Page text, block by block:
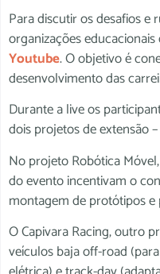
Para discutir os desafios e
organizações
Youtube. O objetivo é
desenvolvimento das
Durante a live os
dois projetos de extensão
No projeto Robótica
do evento incentivam o
montagem de protótipos
O Capivara Racing, outro
veículos baja off-road